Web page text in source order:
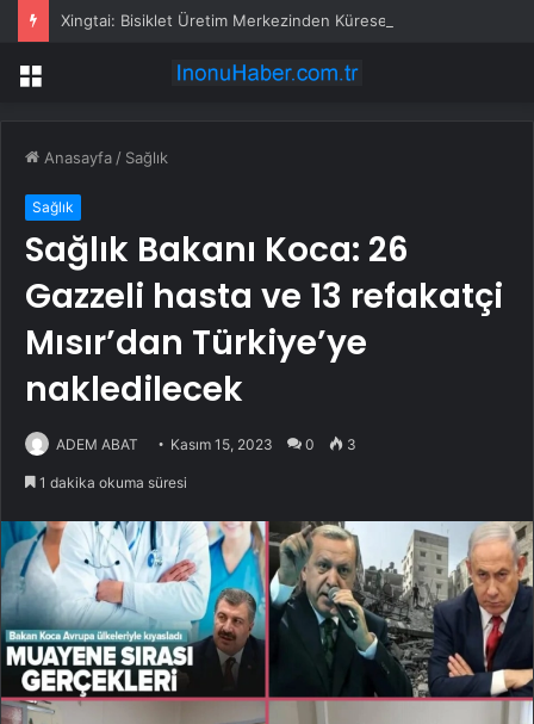
Menü
Anasayfa / Sağlık
Sağlık
Sağlık Bakanı Koca: 26
Gazzeli hasta ve 13 refakatçi
Mısır’dan Türkiye’ye
nakledilecek
ADEM ABAT Kasım 15, 2023 0 3
1 dakika okuma süresi